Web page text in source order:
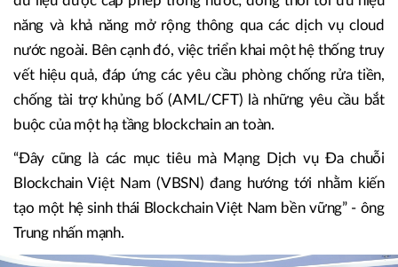
theo Nghị quyết 57-NQ/TW của Bộ Chính trị.
Theo ông Trung, việc phát triển hạ tầng blockchain cần cân
bằng giữa đảm bảo chủ quyền quốc gia thông qua việc lưu
trữ các dữ liệu có yêu cầu bảo mật cao tại các trung tâm
dữ liệu được cấp phép trong nước; đồng thời tối ưu hiệu
nước ngoài. Bên cạnh đó, việc triển khai một hệ thống truy
vết hiệu quả, đáp ứng các yêu cầu phòng chống rửa tiền,
chống tài trợ khủng bố (AML/CFT) là những yêu cầu bắt
buộc của một hạ tầng blockchain an toàn.